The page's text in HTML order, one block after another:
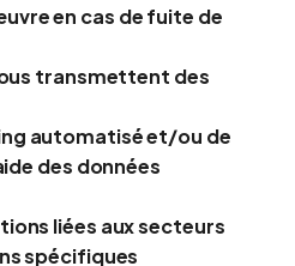
en cas de fuite de
transmettent des
automatisé et/ou de
des données
liées aux secteurs
spécifiques